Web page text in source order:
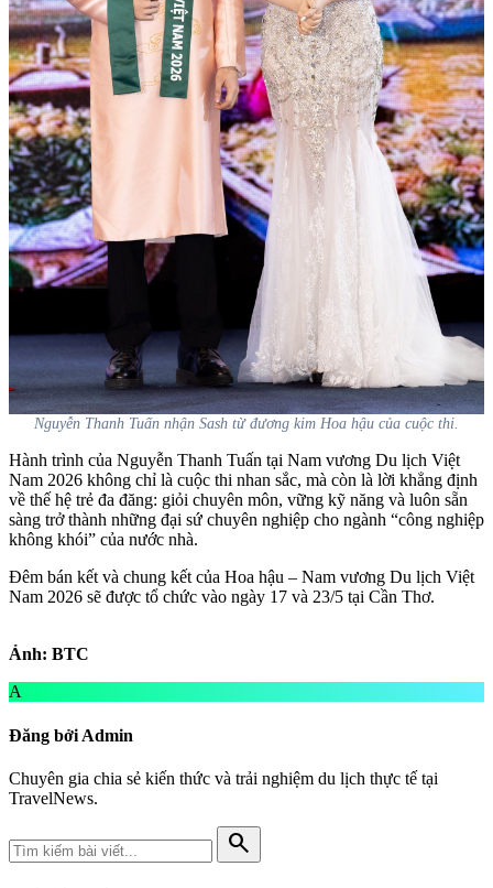
Nguyễn Thanh Tuấn nhận Sash từ đương kim Hoa hậu của cuộc thi.
Hành trình của Nguyễn Thanh Tuấn tại Nam vương Du lịch Việt
Nam 2026 không chỉ là cuộc thi nhan sắc, mà còn là lời khẳng định
về thế hệ trẻ đa đăng: giỏi chuyên môn, vững kỹ năng và luôn sẵn
sàng trở thành những đại sứ chuyên nghiệp cho ngành “công nghiệp
không khói” của nước nhà.
Đêm bán kết và chung kết của Hoa hậu – Nam vương Du lịch Việt
Nam 2026 sẽ được tổ chức vào ngày 17 và 23/5 tại Cần Thơ.
Ảnh: BTC
A
Đăng bởi Admin
Chuyên gia chia sẻ kiến thức và trải nghiệm du lịch thực tế tại
TravelNews.
search